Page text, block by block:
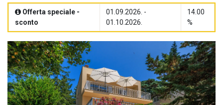
Offerta speciale -
sconto
01.09.2026. -
01.10.2026.
14.00
%